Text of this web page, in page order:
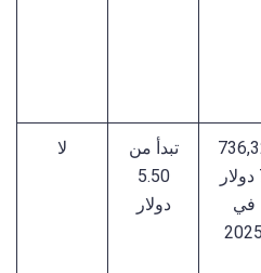
7 دولار
في
2025
تبدأ من
5.50
دولار
لا